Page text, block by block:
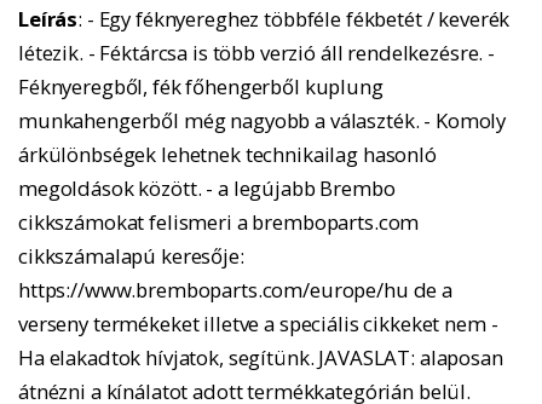
Leírás: - Egy féknyereghez többféle fékbetét / keverék
létezik. - Féktárcsa is több verzió áll rendelkezésre. -
Féknyeregből, fék főhengerből kuplung
munkahengerből még nagyobb a választék. - Komoly
árkülönbségek lehetnek technikailag hasonló
megoldások között. - a legújabb Brembo
cikkszámokat felismeri a bremboparts.com
cikkszámalapú keresője:
https://www.bremboparts.com/europe/hu de a
verseny termékeket illetve a speciális cikkeket nem -
Ha elakadtok hívjatok, segítünk. JAVASLAT: alaposan
átnézni a kínálatot adott termékkategórián belül.